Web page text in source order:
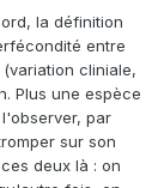
la définition
entre
cliniale,
Plus une espèce
par
sur son
deux là : on